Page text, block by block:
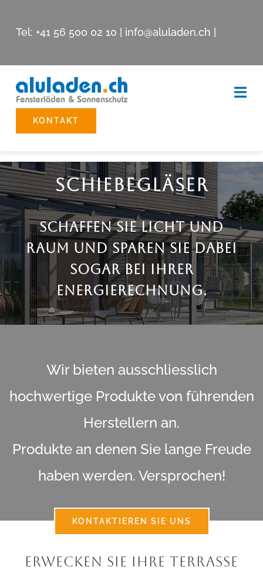
Tel: +41 56 500 02 10 info@aluladen.ch
Reparatur
Showroom
Unternehmen
KONTAKT
Schiebegläser
Schaffen Sie Licht Und
Raum Und Sparen Sie Dabei
Sogar Bei Ihrer
Energierechnung.
Wir bieten ausschliesslich
hochwertige Produkte von führenden
Herstellern an.
Produkte an denen Sie lange Freude
haben werden. Versprochen!
KONTAKTIEREN SIE UNS
Erwecken Sie Ihre Terrasse